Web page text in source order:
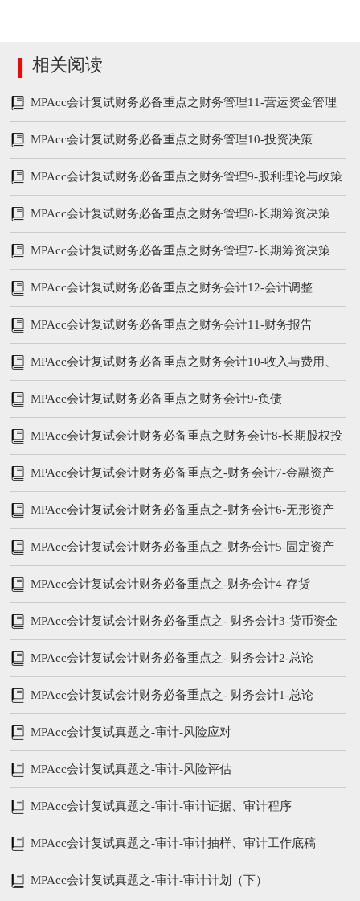
相关阅读
MPAcc会计复试财务必备重点之财务管理11-营运资金管理
MPAcc会计复试财务必备重点之财务管理10-投资决策
MPAcc会计复试财务必备重点之财务管理9-股利理论与政策
MPAcc会计复试财务必备重点之财务管理8-长期筹资决策
MPAcc会计复试财务必备重点之财务管理7-长期筹资决策
MPAcc会计复试财务必备重点之财务会计12-会计调整
MPAcc会计复试财务必备重点之财务会计11-财务报告
MPAcc会计复试财务必备重点之财务会计10-收入与费用、
所有者权益
MPAcc会计复试财务必备重点之财务会计9-负债
MPAcc会计复试会计财务必备重点之财务会计8-长期股权投
资
MPAcc会计复试会计财务必备重点之-财务会计7-金融资产
MPAcc会计复试会计财务必备重点之-财务会计6-无形资产
MPAcc会计复试会计财务必备重点之-财务会计5-固定资产
MPAcc会计复试会计财务必备重点之-财务会计4-存货
MPAcc会计复试会计财务必备重点之- 财务会计3-货币资金
及应收账款
MPAcc会计复试会计财务必备重点之- 财务会计2-总论
（下）
MPAcc会计复试会计财务必备重点之- 财务会计1-总论
（上）
MPAcc会计复试真题之-审计-风险应对
MPAcc会计复试真题之-审计-风险评估
MPAcc会计复试真题之-审计-审计证据、审计程序
MPAcc会计复试真题之-审计-审计抽样、审计工作底稿
MPAcc会计复试真题之-审计-审计计划（下）